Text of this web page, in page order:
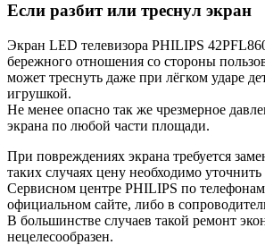
Если разбит или треснул экран
Экран LED телевизора PHILIPS
бережного отношения со стороны
может треснуть даже при лёгком ударе
игрушкой.
Не менее опасно так же чрезмерное
экрана по любой части площади.
При повреждениях экрана требуется
таких случаях цену необходимо
Сервисном центре PHILIPS по
официальном сайте, либо в
В большинстве случаев такой ремонт
нецелесообразен.